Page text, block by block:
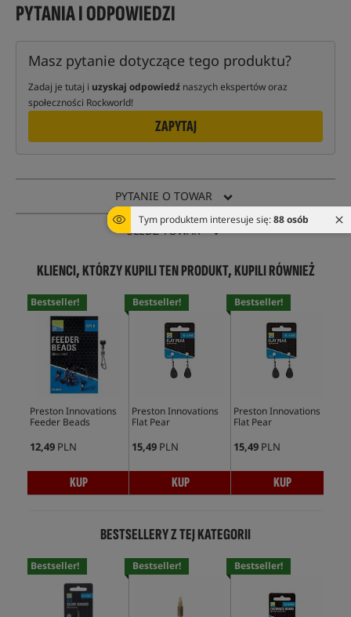
Tym produktem interesuje się:88 osób
PYTANIA I ODPOWIEDZI
Masz pytanie dotyczące tego produktu?
Zadaj je tutaj i uzyskaj odpowiedź naszych ekspertów oraz
społeczności Rockworld!
ZAPYTAJ
PYTANIE O TOWAR
ŚLEDŹ TOWAR
KLIENCI, KTÓRZY KUPILI TEN PRODUKT, KUPILI RÓWNIEŻ
Bestseller!
Preston Innovations
Feeder Beads
12,49 PLN
KUP
Bestseller!
Preston Innovations
Flat Pear
15,49 PLN
KUP
Bestseller!
Preston Innovations
Flat Pear
15,49 PLN
KUP
BESTSELLERY Z TEJ KATEGORII
Bestseller! Bestseller! Bestseller!